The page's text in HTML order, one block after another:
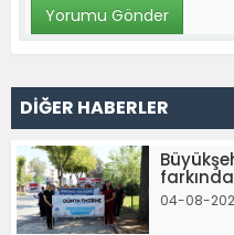
DİĞER HABERLER
04-08-